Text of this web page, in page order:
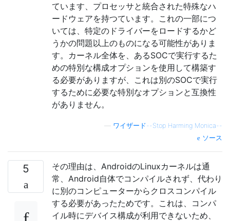
ています 、プロセッサと統合された特殊なハ
ードウェアを持つています。これの一部につ
いては、特定のドライバーをロードするかど
うかの問題以上のものになる可能性がありま
す。カーネル全体を、あるSOCで実行するた
めの特別な構成オプションを使用して構築す
る必要がありますが、これは別のSOCで実行
するために必要な特別なオプションと互換性
がありません。
ワイザード--Stop Harming Monica--
ソース
5
その理由は、AndroidのLinuxカーネルは通
常、Android自体でコンパイルされず、代わり
に別のコンピューターからクロスコンパイル
する必要があったためです。これは、コンパ
イル時にデバイス構成が利用できないため、